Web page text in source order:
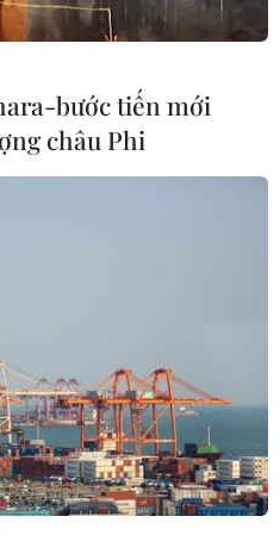
bước tiến mới
châu Phi